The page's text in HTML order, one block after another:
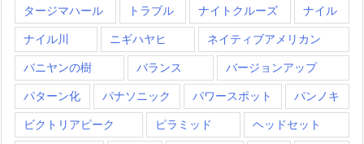
タージマハール トラブル ナイトクルーズ ナイル
ナイル川 ニギハヤヒ ネイティブアメリカン
バニヤンの樹 バランス バージョンアップ
パターン化 パナソニック パワースポット パンノキ
ビクトリアピーク ピラミッド ヘッドセット